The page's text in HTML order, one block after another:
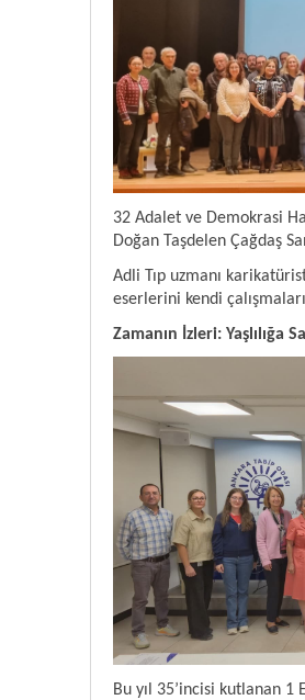
32 Adalet ve Demokrasi
Doğan Taşdelen Çağdaş
Adli Tıp uzmanı
eserlerini kendi
Zamanın İzleri: Yaşlılığa
Bu yıl 35’incisi kutlanan 1